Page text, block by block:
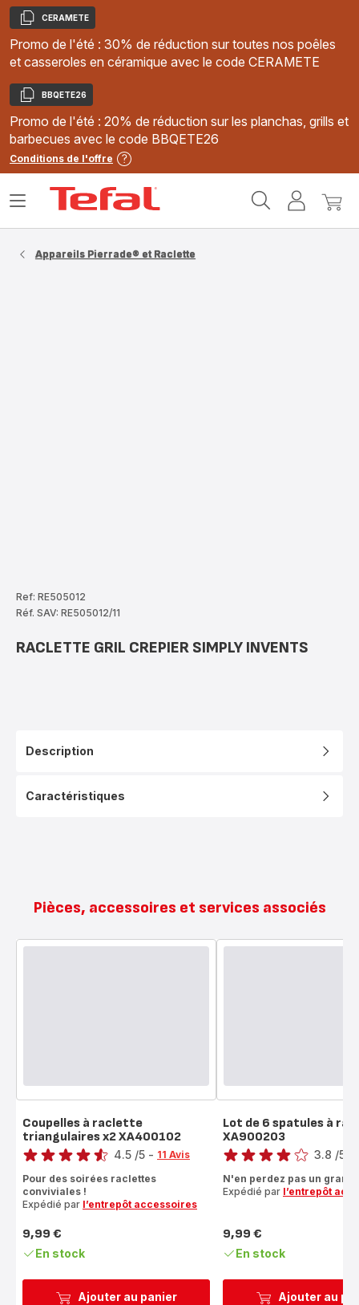
Copier
CERAMETE
Promo de l'été : 30% de réduction sur toutes nos poêles
et casseroles en céramique avec le code CERAMETE
Copier
BBQETE26
Promo de l'été : 20% de réduction sur les planchas, grills et
barbecues avec le code BBQETE26
Conditions de l'offre
MonMon
Ouvrir
Appareils Pierrade® et Raclette
Ref: RE505012
Réf. SAV: RE505012/11
RACLETTE GRIL CREPIER SIMPLY INVENTS
Description
Caractéristiques
Pièces, accessoires et services associés
Ajouter au panier
Coupelles à raclette
triangulaires x2 XA400102
Note
4.5 /5 - 11 Avis
Pour des soirées raclettes
conviviales !
Expédié par l’entrepôt accessoires
Prix
9,99 €
En stock
Ajouter au
Lot de 6 spatules à
XA900203
Note
3.8 /5
N'en perdez pas un
Expédié par l’entrepôt
Prix
9,99 €
En stock